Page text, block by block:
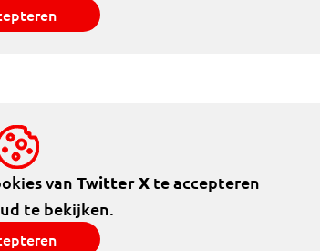
van Twitter Xte accepteren
te bekijken.